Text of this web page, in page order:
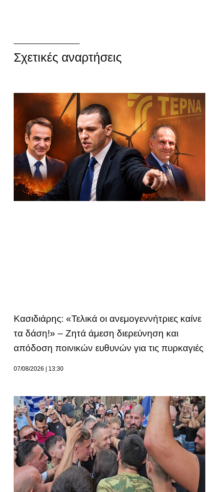
Σχετικές αναρτήσεις
Κασιδιάρης: «Τελικά οι ανεμογεννήτριες καίνε
τα δάση!» – Ζητά άμεση διερεύνηση και
απόδοση ποινικών ευθυνών για τις πυρκαγιές
07/08/2026 13:30